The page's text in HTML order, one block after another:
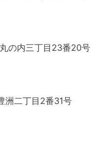
の内三丁目23番20号
洲二丁目2番31号